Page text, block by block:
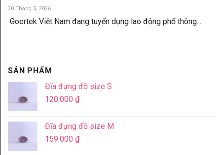
30 Tháng 5, 2026
Goertek Việt Nam đang tuyển dụng lao động phổ thông...
SẢN PHẨM
Đĩa đựng đồ size S
120.000 ₫
Đĩa đựng đồ size M
159.000 ₫